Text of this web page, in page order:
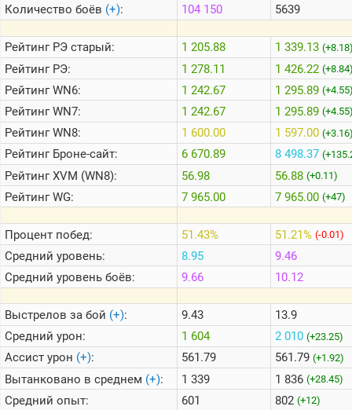
Онлайн
Цветовая
шкала
Теlegram
ВК
Портал
Мира
Танков
Количество боёв (+):
РейтингРЭ старый:
РейтингРЭ:
РейтингWN6:
РейтингWN7:
РейтингWN8:
РейтингБроне-сайт:
РейтингXVM (WN8):
РейтингWG:
Процент побед:
Средний уровень:
Средний уровень боёв:
Выстрелов за бой (+):
Средний урон:
Ассист урон (+):
Вытанковано в среднем (+):
Средний опыт:
104 150
1 205.88
1 278.11
1 242.67
1 242.67
1 600.00
6 670.89
56.98
7 965.00
51.43%
8.95
9.66
9.43
1 604
561.79
1 339
601
5639
1 339.13
1 426.22
1 295.89
1 295.89
1 597.00
8 498.37
56.88 (+0.11)
7 965.00 (+47)
51.21% (-0.01)
9.46
10.12
13.9
2 010 (+23.25)
561.79 (+1.92)
1 836 (+28.45)
802 (+12)